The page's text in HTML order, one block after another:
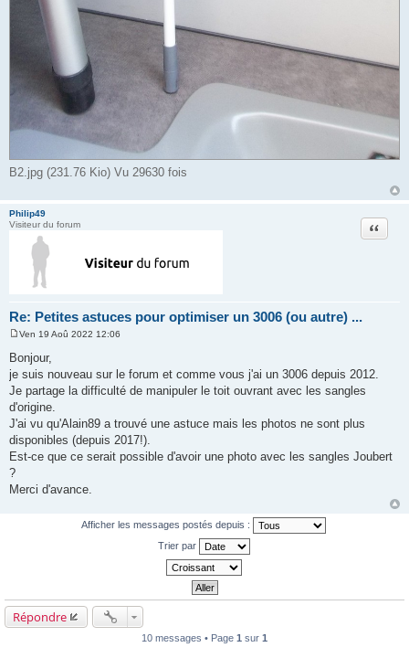
B2.jpg (231.76 Kio) Vu 29630 fois
Philip49
Visiteur du forum
Re: Petites astuces pour optimiser un 3006 (ou autre) ...
Citation
e
s
s
a
g
e
Ven 19 Aoû 2022 12:06
Bonjour,
je suis nouveau sur le forum et comme vous j'ai un 3006 depuis 2012.
Je partage la difficulté de manipuler le toit ouvrant avec les sangles
d'origine.
J'ai vu qu'Alain89 a trouvé une astuce mais les photos ne sont plus
disponibles (depuis 2017!).
Est-ce que ce serait possible d'avoir une photo avec les sangles Joubert
?
Merci d'avance.
Afficher les messages postés depuis :
Trier par
Répondre
10 messages • Page 1 sur 1